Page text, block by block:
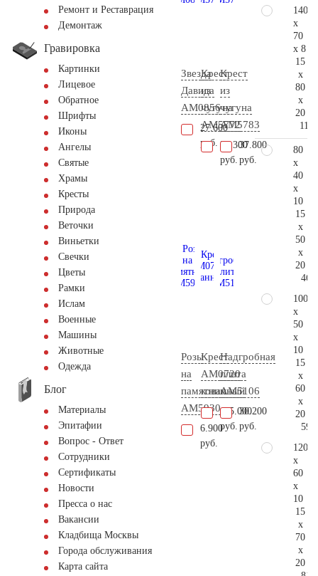
Ремонт и Реставрация
Демонтаж
Гравировка
Картинки
Лицевое
Обратное
Шрифты
Иконы
Ангелы
Святые
Храмы
Кресты
Природа
Веточки
Виньетки
Свечки
Цветы
Рамки
Ислам
Военные
Машины
Животные
Одежда
Блог
Материалы
Эпитафии
Вопрос - Ответ
Сотрудники
Сертификаты
Новости
Пресса о нас
Вакансии
Кладбища Москвы
Города обслуживания
Карта сайта
Звезда
Давида
AM0856
27.600
руб.
Крест
из
чугуна
AM5772
25.300
руб.
Крест
из
чугуна
AM5783
37.800
руб.
Розы
на
памятник
AM5930
6.900
руб.
Крест
AM0720
кованный
115.000
руб.
Надгробная
плита
AM5106
30.200
руб.
140
x
70
x 8
15
x
80
x
20
80
x
40
x
10
15
x
50
x
20
100
x
50
x
10
15
x
60
x
20
120
x
60
x
10
15
x
70
x
20